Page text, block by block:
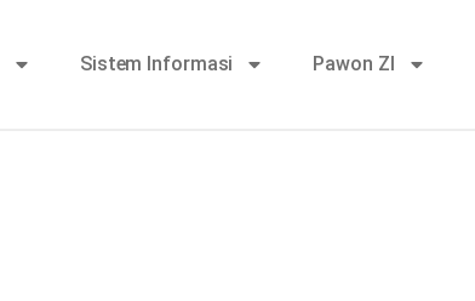
Sistem Informasi Pawon ZI